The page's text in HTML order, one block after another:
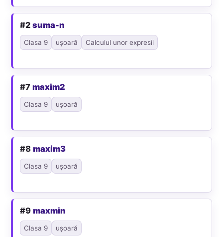
#2suma-n
Clasa 9 ușoară Calculul unor expresii
#7maxim2
Clasa 9 ușoară
#8maxim3
Clasa 9 ușoară
#9maxmin
Clasa 9 ușoară